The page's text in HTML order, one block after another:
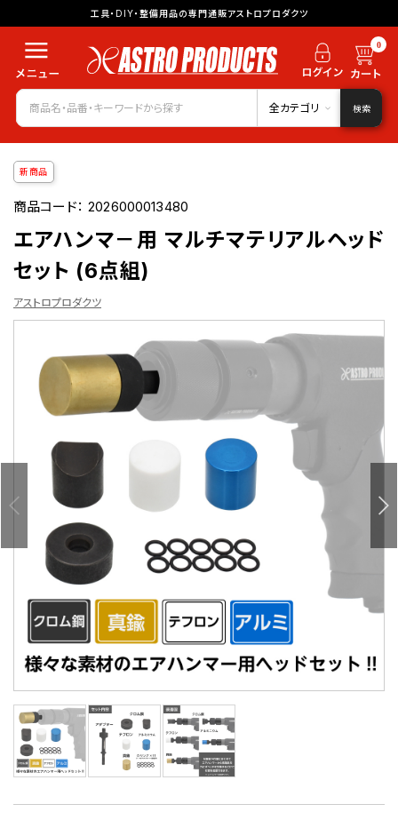
工具・DIY・整備用品の専門通販アストロプロダクツ
0
全カテゴリ 検索
新商品
商品コード：2026000013480
エアハンマ－用 マルチマテリアルヘッド
セット (6点組)
アストロプロダクツ